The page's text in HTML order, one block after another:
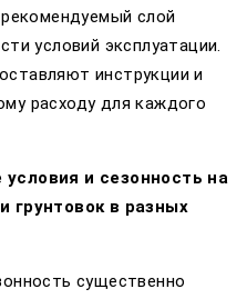
слой
условий эксплуатации.
инструкции и
расходу для каждого
и сезонность на
грунтовок в разных
существенно